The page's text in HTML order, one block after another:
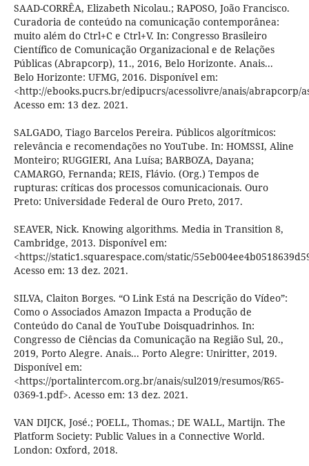
SAAD-CORRÊA, Elizabeth Nicolau.; RAPOSO, João Francisco.
Curadoria de conteúdo na comunicação contemporânea:
muito além do Ctrl+C e Ctrl+V. In: Congresso Brasileiro
Científico de Comunicação Organizacional e de Relações
Públicas (Abrapcorp), 11., 2016, Belo Horizonte. Anais...
Belo Horizonte: UFMG, 2016. Disponível em:
<http://ebooks.pucrs.br/edipucrs/acessolivre/anais/abrapcorp/
Acesso em: 13 dez. 2021.
SALGADO, Tiago Barcelos Pereira. Públicos algorítmicos:
relevância e recomendações no YouTube. In: HOMSSI, Aline
Monteiro; RUGGIERI, Ana Luísa; BARBOZA, Dayana;
CAMARGO, Fernanda; REIS, Flávio. (Org.) Tempos de
rupturas: críticas dos processos comunicacionais. Ouro
Preto: Universidade Federal de Ouro Preto, 2017.
SEAVER, Nick. Knowing algorithms. Media in Transition 8,
Cambridge, 2013. Disponível em:
<https://static1.squarespace.com/static/
Acesso em: 13 dez. 2021.
SILVA, Claiton Borges. “O Link Está na Descrição do Vídeo”:
Como o Associados Amazon Impacta a Produção de
Conteúdo do Canal de YouTube Doisquadrinhos. In:
Congresso de Ciências da Comunicação na Região Sul, 20.,
2019, Porto Alegre. Anais... Porto Alegre: Uniritter, 2019.
Disponível em:
<https://portalintercom.org.br/anais/sul2019/resumos/R65-
0369-1.pdf>. Acesso em: 13 dez. 2021.
VAN DIJCK, José.; POELL, Thomas.; DE WALL, Martijn. The
Platform Society: Public Values in a Connective World.
London: Oxford, 2018.